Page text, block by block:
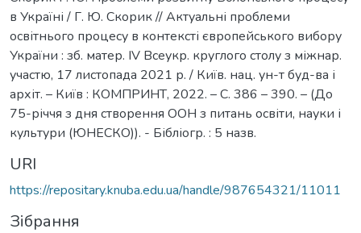
в Україні / Г. Ю. Скорик // Актуальні проблеми
освітнього процесу в контексті європейського вибору
України : зб. матер. ІV Всеукр. круглого столу з міжнар.
участю, 17 листопада 2021 р. / Київ. нац. ун-т буд-ва і
архіт. – Київ : КОМПРИНТ, 2022. – С. 386 – 390. – (До
75-річчя з дня створення ООН з питань освіти, науки і
культури (ЮНЕСКО)). - Бібліогр. : 5 назв.
URI
https://repositary.knuba.edu.ua/handle/987654321/11011
Зібрання